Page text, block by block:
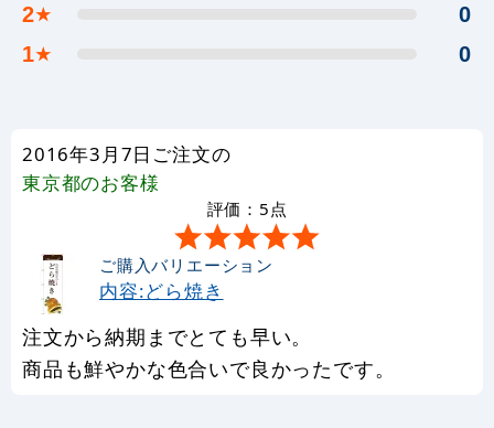
2★
0
1★ 0
2016年3月7日ご注文の
東京都のお客様
評価：5点
ご購入バリエーション
内容:どら焼き
注文から納期までとても早い。
商品も鮮やかな色合いで良かったです。